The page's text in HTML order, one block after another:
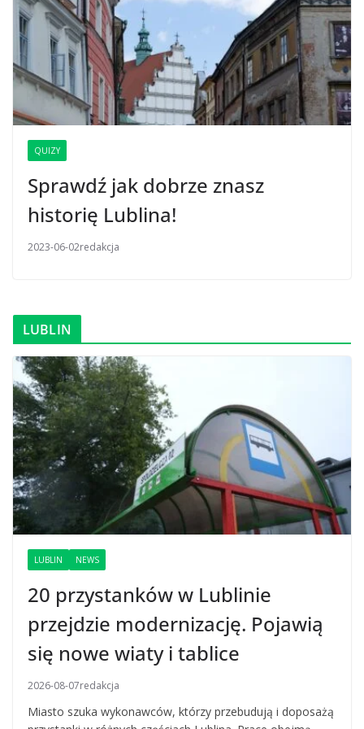
QUIZY
Sprawdź jak dobrze znasz
historię Lublina!
2023-06-02redakcja
LUBLIN
LUBLIN NEWS
20 przystanków w Lublinie
przejdzie modernizację. Pojawią
się nowe wiaty i tablice
2026-08-07redakcja
Miasto szuka wykonawców, którzy przebudują i doposażą